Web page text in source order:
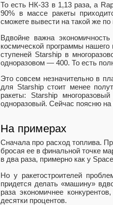
То есть НК-33 в 1,13 раза, а
90% в массе ракеты
сможете вывести на такой же по
Вдвойне важна
космической программы нашего
ступеней Starship в
одноразовом — 400. То есть
Это совсем незначительно в
для Starship стоит менее
ракеты: Starship
одноразовый. Сейчас поясню на
На примерах
Сначала про расход топлива.
бросая ее в финальной точке
в два раза, примерно как у
Но у ракетостроителей
придется делать «машину»
раза экономичнее
десятки процентов.